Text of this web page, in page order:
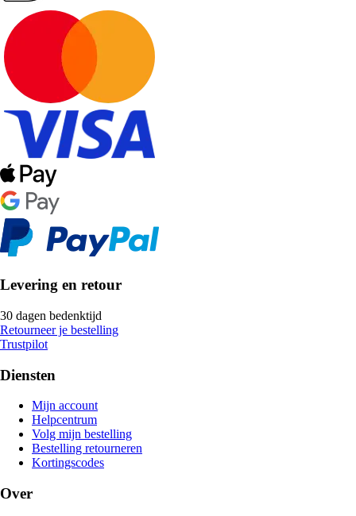
Levering en retour
30 dagen bedenktijd
Retourneer je bestelling
Trustpilot
Diensten
Mijn account
Helpcentrum
Volg mijn bestelling
Bestelling retourneren
Kortingscodes
Over